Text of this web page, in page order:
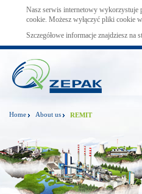
Nasz serwis internetowy wykorzystuje
cookie. Możesz wyłączyć pliki cookie
Szczegółowe informacje znajdziesz na
Home About us REMIT